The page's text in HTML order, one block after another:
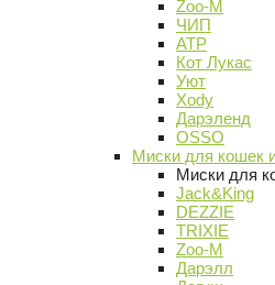
Zoo-M
ЧИП
АТР
Кот Лукас
Уют
Xody
Дарэленд
OSSO
Миски для кошек
Миски для
Jack&King
DEZZIE
TRIXIE
Zoo-M
Дарэлл